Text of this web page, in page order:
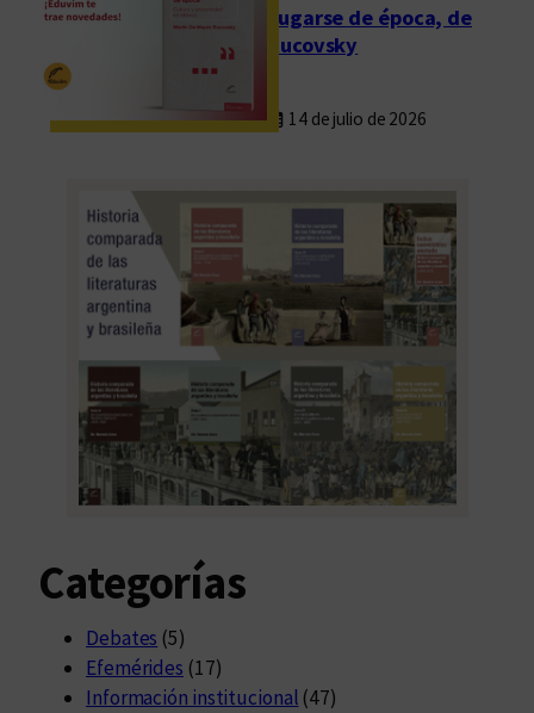
Fugarse de época, de
Rucovsky
14 de julio de 2026
Categorías
Debates (5)
Efemérides (17)
Información institucional (47)